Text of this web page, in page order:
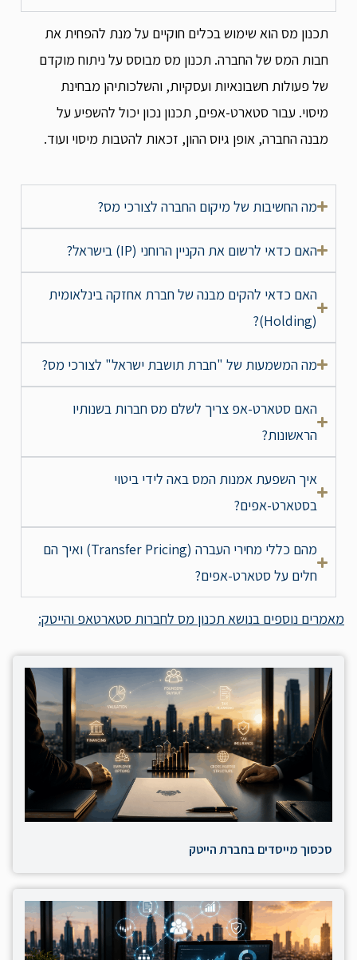
תכנון מס הוא שימוש בכלים חוקיים על מנת להפחית את
חבות המס של החברה. תכנון מס מבוסס על ניתוח מוקדם
של פעולות חשבונאיות ועסקיות, והשלכותיהן מבחינת
מיסוי. עבור סטארט-אפים, תכנון נכון יכול להשפיע על
מבנה החברה, אופן גיוס ההון, זכאות להטבות מיסוי ועוד.
מה החשיבות של מיקום החברה לצורכי מס?
האם כדאי לרשום את הקניין הרוחני (IP) בישראל?
האם כדאי להקים מבנה של חברת אחזקה בינלאומית
(Holding)?
מה המשמעות של "חברת תושבת ישראל" לצורכי מס?
האם סטארט-אפ צריך לשלם מס חברות בשנותיו
הראשונות?
איך השפעת אמנות המס באה לידי ביטוי
בסטארט-אפים?
מהם כללי מחירי העברה (Transfer Pricing) ואיך הם
חלים על סטארט-אפים?
מאמרים נוספים בנושא תכנון מס לחברות סטארטאפ והייטק:
סכסוך מייסדים בחברת הייטק